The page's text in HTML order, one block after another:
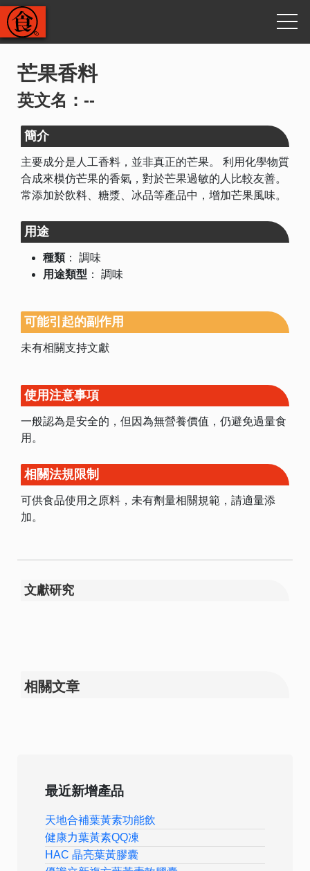
芒果香料
英文名：--
簡介
主要成分是人工香料，並非真正的芒果。 利用化學物質
合成來模仿芒果的香氣，對於芒果過敏的人比較友善。
常添加於飲料、糖漿、冰品等產品中，增加芒果風味。
用途
種類： 調味
用途類型 ： 調味
可能引起的副作用
未有相關支持文獻
使用注意事項
一般認為是安全的，但因為無營養價值，仍避免過量食
用。
相關法規限制
可供食品使用之原料，未有劑量相關規範，請適量添
加。
文獻研究
相關文章
最近新增產品
天地合補葉黃素功能飲
健康力葉黃素QQ凍
HAC 晶亮葉黃膠囊